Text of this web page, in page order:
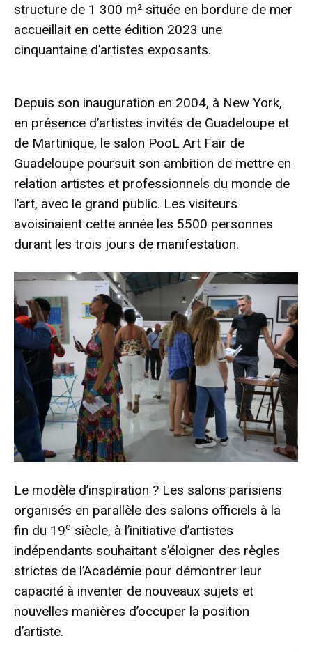
structure de 1 300 m² située en bordure de mer
accueillait en cette édition 2023 une
cinquantaine d’artistes exposants.
Depuis son inauguration en 2004, à New York,
en présence d’artistes invités de Guadeloupe et
de Martinique, le salon PooL Art Fair de
Guadeloupe poursuit son ambition de mettre en
relation artistes et professionnels du monde de
l’art, avec le grand public. Les visiteurs
avoisinaient cette année les 5500 personnes
durant les trois jours de manifestation.
Le modèle d’inspiration ? Les salons parisiens
organisés en parallèle des salons officiels à la
fin du 19e siècle, à l’initiative d’artistes
indépendants souhaitant s’éloigner des règles
strictes de l’Académie pour démontrer leur
capacité à inventer de nouveaux sujets et
nouvelles manières d’occuper la position
d’artiste.